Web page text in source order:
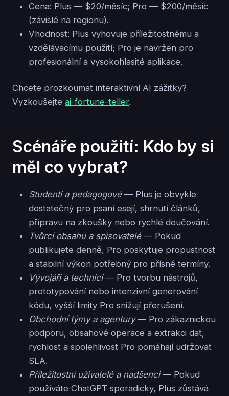
Cena: Plus — $20/měsíc; Pro — $200/měsíc
(závislé na regionu).
Vhodnost: Plus vyhovuje příležitostnému a
vzdělávacímu použití; Pro je navržen pro
profesionální a vysokohlasité aplikace.
Chcete prozkoumat interaktivní AI zážitky?
Vyzkoušejte ai-fortune-teller.
Scénáře použití: Kdo by si
měl co vybrat?
Studenti a pedagogové— Plus je obvykle
dostatečný pro psaní esejí, shrnutí článků,
přípravu na zkoušky nebo rychlé doučování.
Tvůrci obsahu a spisovatelé— Pokud
publikujete denně, Pro poskytuje propustnost
a stabilní výkon potřebný pro přísné termíny.
Vývojáři a technici— Pro tvorbu nástrojů,
prototypování nebo intenzivní generování
kódu, vyšší limity Pro snižují přerušení.
Obchodní týmy a agentury— Pro zákaznickou
podporu, obsahové operace a extrakci dat,
rychlost a spolehlivost Pro pomáhají udržovat
SLA.
Příležitostní uživatelé a nadšenci— Pokud
používáte ChatGPT sporadicky, Plus zůstává